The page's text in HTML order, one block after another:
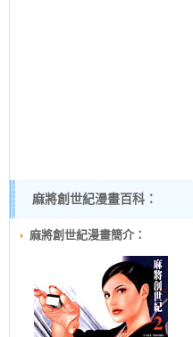
麻將創世紀漫畫百科：
麻將創世紀漫畫簡介：